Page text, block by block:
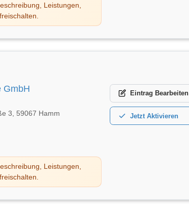
Leistungen,
GmbH
3, 59067 Hamm
Leistungen,
Eintrag Bearbeiten
Jetzt Aktivieren